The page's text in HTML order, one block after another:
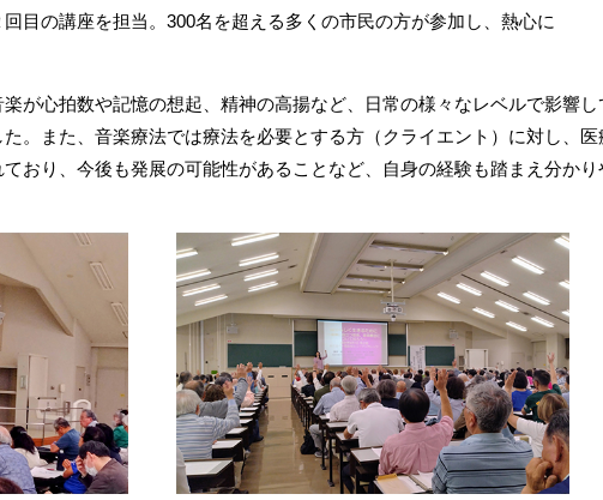
目の講座を担当。300名を超える多くの市民の方が参加し、熱心に
が心拍数や記憶の想起、精神の高揚など、日常の様々なレベルで影響
。また、音楽療法では療法を必要とする方（クライエント）に対し、
おり、今後も発展の可能性があることなど、自身の経験も踏まえ分かり